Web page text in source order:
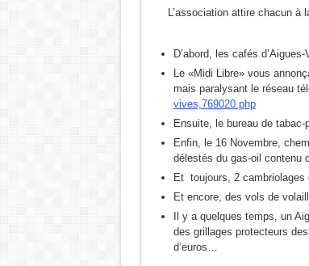
L ‘Expérience bloque, le Renouveau
ZAC de la Volte : Promesse de
Réunion du DCAV du 21 novembre
Aigues-Vives : Gaspillage, abandon
Aigues-Vives : Assez d’héritiers
L’association attire chacun
D’abord, les cafés
Le «Midi Libre» vous
mais paralysant le réseau
vives,769020.php
Ensuite, le bureau de
Enfin, le 16 Novembre,
délestés du gas-oil contenu
Et toujours, 2
Et encore, des vols de
Il y a quelques temps, un
des grillages protecteurs
d’euros…